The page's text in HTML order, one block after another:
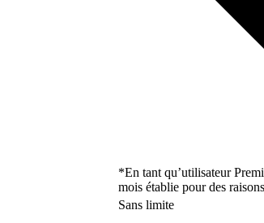
*En tant qu’utilisateur
mois établie pour des
Sans limite